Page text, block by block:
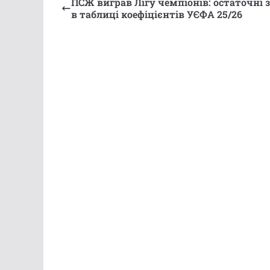
в таблиці коефіцієнтів УЄФА 25/26